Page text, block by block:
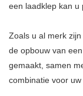
een laadklep kan u
Zoals u al merk
de opbouw van
gemaakt, samen
combinatie voor uw